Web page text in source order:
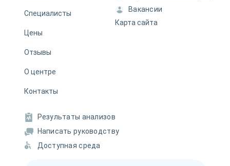
Специалисты
Цены
Отзывы
О центре
Контакты
Вакансии
Карта сайта
Результаты анализов
Написать руководству
Доступная среда